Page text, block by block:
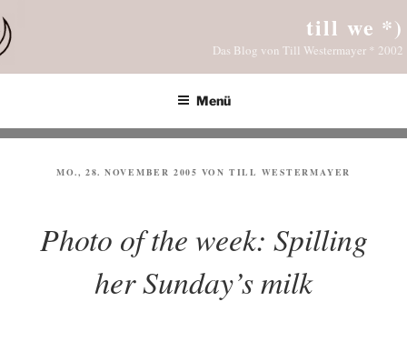
Inhalt
springen
till we *)
Das Blog von Till Westermayer * 2002
Menü
VERÖFFENTLICHT
MO., 28. NOVEMBER 2005 VON TILL WESTERMAYER
Photo of the week: Spilling
her Sunday’s milk